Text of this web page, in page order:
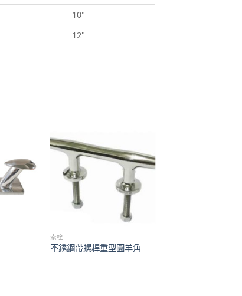
10"
12"
索栓
不銹鋼帶螺桿重型圓羊角